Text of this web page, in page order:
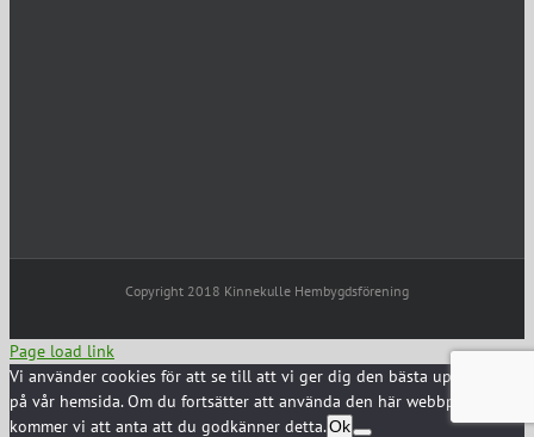
Copyright 2018 Kinnekulle Hembygdsförening
Page load link
Vi använder cookies för att se till att vi ger dig den bästa upplevelsen
på vår hemsida. Om du fortsätter att använda den här webbplatsen
kommer vi att anta att du godkänner detta.Ok